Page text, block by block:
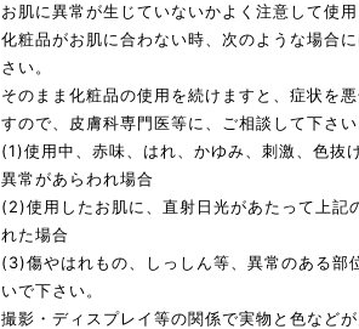
お肌に異常が生じていないかよく注意して使用
化粧品がお肌に合わない時、次のような場合
さい。
そのまま化粧品の使用を続けますと、症状を
すので、皮膚科専門医等に、ご相談して下さい
(1)使用中、赤味、はれ、かゆみ、刺激、色抜
異常があらわれ場合
(2)使用したお肌に、直射日光があたって上記
れた場合
(3)傷やはれもの、しっしん等、異常のある部
いで下さい。
撮影・ディスプレイ等の関係で実物と色など